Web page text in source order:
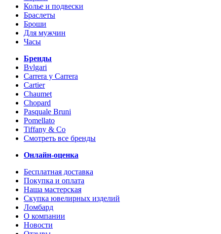
Колье и подвески
Браслеты
Броши
Для мужчин
Часы
Бренды
Bvlgari
Carrera y Carrera
Cartier
Chaumet
Chopard
Pasquale Bruni
Pomellato
Tiffany & Co
Смотреть все бренды
Онлайн-оценка
Бесплатная доставка
Покупка и оплата
Наша мастерская
Скупка ювелирных изделий
Ломбард
О компании
Новости